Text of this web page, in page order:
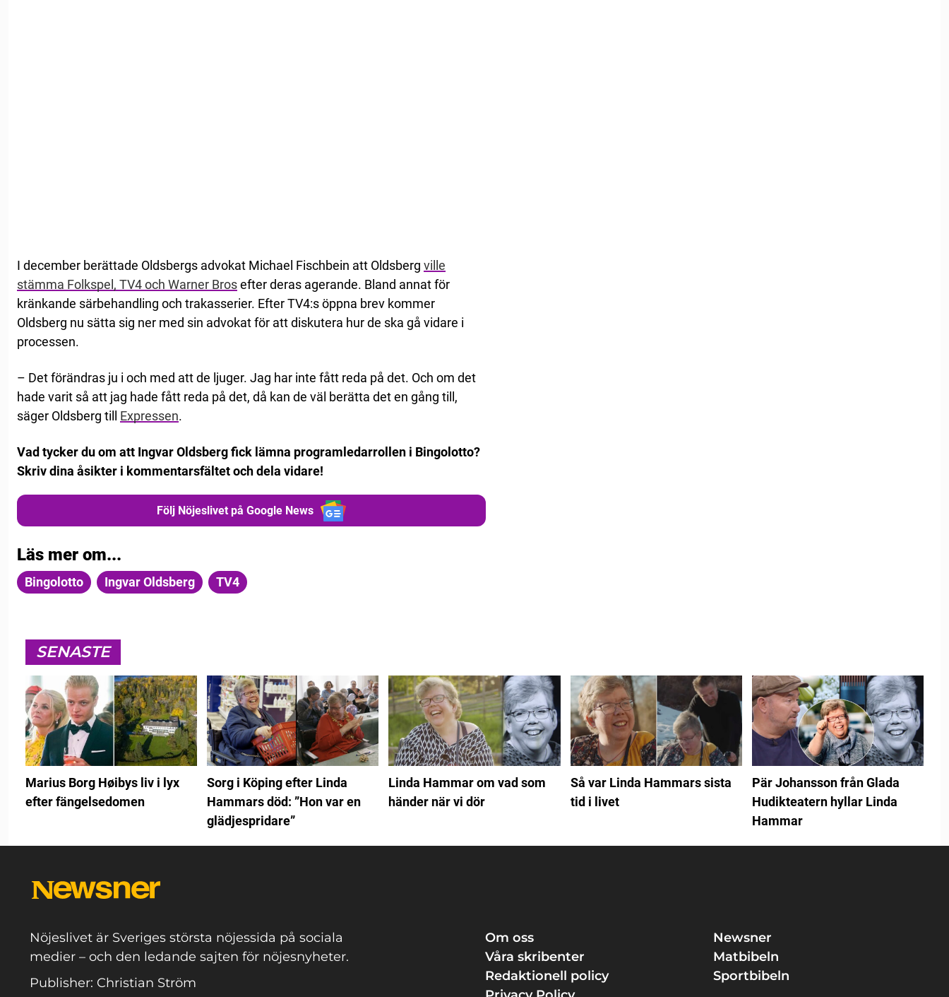
I december berättade Oldsbergs advokat Michael Fischbein att Oldsberg ville
stämma Folkspel, TV4 och Warner Brosefter deras agerande. Bland annat för
kränkande särbehandling och trakasserier. Efter TV4:s öppna brev kommer
Oldsberg nu sätta sig ner med sin advokat för att diskutera hur de ska gå vidare i
processen.
– Det förändras ju i och med att de ljuger. Jag har inte fått reda på det. Och om det
hade varit så att jag hade fått reda på det, då kan de väl berätta det en gång till,
säger Oldsberg till Expressen.
Vad tycker du om att Ingvar Oldsberg fick lämna programledarrollen i Bingolotto?
Skriv dina åsikter i kommentarsfältet och dela vidare!
Följ Nöjeslivet på Google News
Läs mer om...
Bingolotto Ingvar Oldsberg TV4
SENASTE
Marius Borg Høibys liv i lyx
efter fängelsedomen
Sorg i Köping efter Linda
Hammars död: ”Hon var en
glädjespridare”
Linda Hammar om vad som
händer när vi dör
Så var Linda Hammars sista
tid i livet
Pär Johansson från Glada
Hudikteatern hyllar Linda
Hammar
Nöjeslivet är Sveriges största nöjessida på sociala
medier – och den ledande sajten för nöjesnyheter.
Publisher: Christian Ström
Om oss
Våra skribenter
Redaktionell policy
Newsner
Matbibeln
Sportbibeln